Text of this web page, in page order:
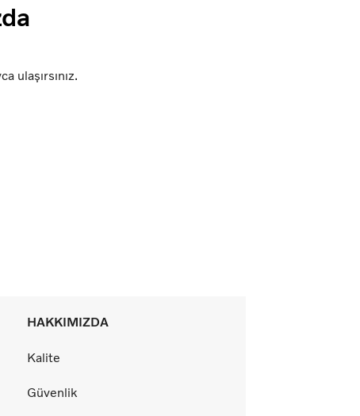
ulaşırsınız.
HAKKIMIZDA
Kalite
Güvenlik